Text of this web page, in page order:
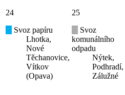
24
Svoz papíru
Lhotka,
Nové
Těchanovice,
Vítkov
(Opava)
25
Svoz
komunálního
odpadu
Nýtek,
Podhradí,
Zálužné